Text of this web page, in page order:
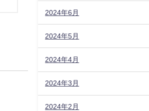
2024年6月
2024年5月
2024年4月
2024年3月
2024年2月